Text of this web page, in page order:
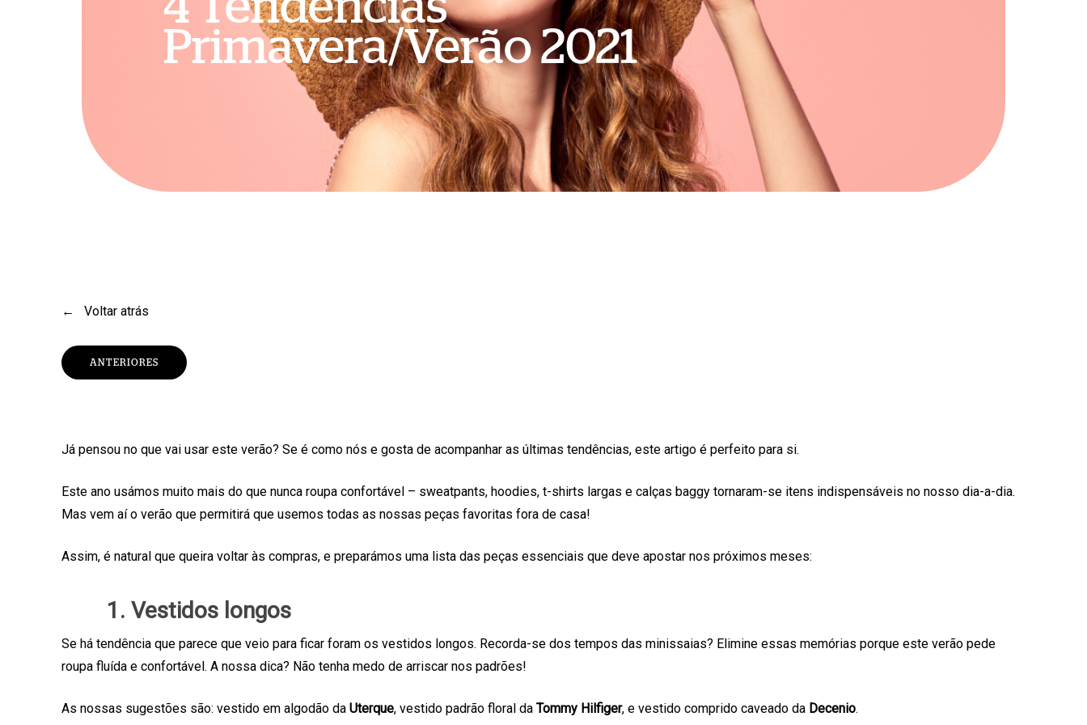
Primavera/Verão 2021
← Voltar atrás
ANTERIORES
Já pensou no que vai usar este verão? Se é como nós e gosta de acompanhar as últimas tendências, este artigo é perfeito para si.
Este ano usámos muito mais do que nunca roupa confortável – sweatpants, hoodies, t-shirts largas e calças baggy tornaram-se itens indispensáveis no nosso dia-a-dia.
Mas vem aí o verão que permitirá que usemos todas as nossas peças favoritas fora de casa!
Assim, é natural que queira voltar às compras, e preparámos uma lista das peças essenciais que deve apostar nos próximos meses:
1. Vestidos longos
Se há tendência que parece que veio para ficar foram os vestidos longos. Recorda-se dos tempos das minissaias? Elimine essas memórias porque este verão pede
roupa fluída e confortável. A nossa dica? Não tenha medo de arriscar nos padrões!
As nossas sugestões são: vestido em algodão da Uterque, vestido padrão floral da Tommy Hilfiger, e vestido comprido caveado da Decenio.